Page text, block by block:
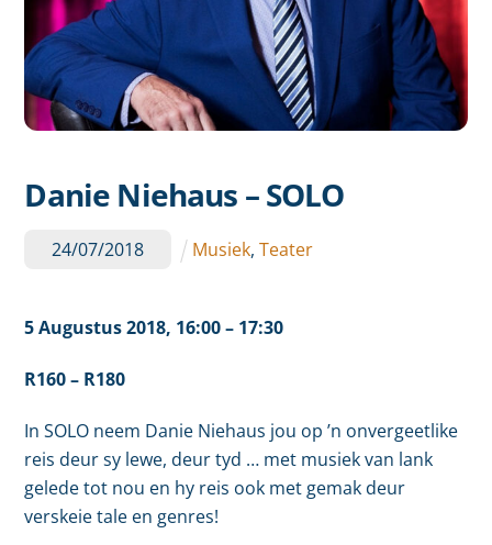
Danie Niehaus – SOLO
24/07/2018 Musiek,Teater
5 Augustus2018, 16:00– 17:30
R160 – R180
In SOLO neem Danie Niehaus jou op ’n onvergeetlike
reis deur sy lewe, deur tyd … met musiek van lank
gelede tot nou en hy reis ook met gemak deur
verskeie tale en genres!